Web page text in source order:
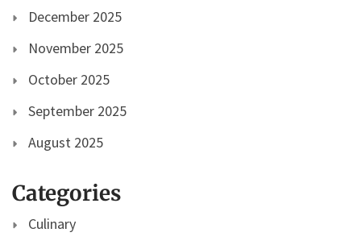
December 2025
November 2025
October 2025
September 2025
August 2025
Categories
Culinary